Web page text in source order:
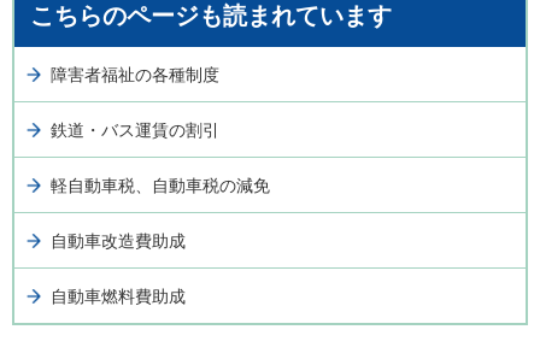
こちらのページも読まれています
障害者福祉の各種制度
鉄道・バス運賃の割引
軽自動車税、自動車税の減免
自動車改造費助成
自動車燃料費助成